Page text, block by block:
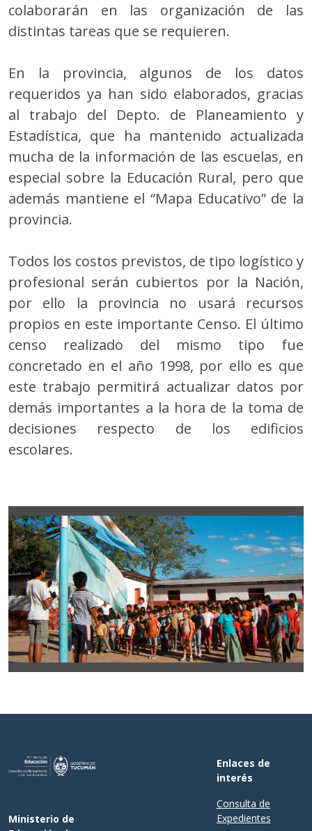
colaborarán en las organización de las
distintas tareas que se requieren.
En la provincia, algunos de los datos
requeridos ya han sido elaborados, gracias
al trabajo del Depto. de Planeamiento y
Estadística, que ha mantenido actualizada
mucha de la información de las escuelas, en
especial sobre la Educación Rural, pero que
además mantiene el “Mapa Educativo” de la
provincia.
Todos los costos previstos, de tipo logístico y
profesional serán cubiertos por la Nación,
por ello la provincia no usará recursos
propios en este importante Censo. El último
censo realizado del mismo tipo fue
concretado en el año 1998, por ello es que
este trabajo permitirá actualizar datos por
demás importantes a la hora de la toma de
decisiones respecto de los edificios
escolares.
Ministerio de
Enlaces de
interés
Consulta de
Expedientes